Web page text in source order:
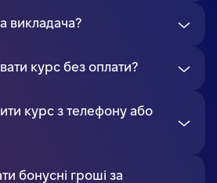
викладача?
курс без оплати?
курс з телефону або
бонусні гроші за